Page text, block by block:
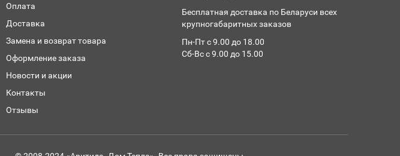
Оплата
Доставка
Замена и возврат товара
Оформление заказа
Новости и акции
Контакты
Отзывы
Бесплатная доставка по Беларуси всех
крупногабаритных заказов
Пн-Пт с 9.00 до 18.00
Сб-Вс с 9.00 до 15.00